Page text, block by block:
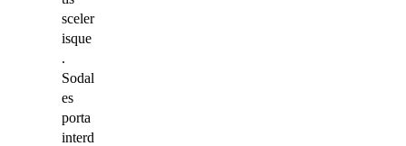
sceler
isque
.
Sodal
es
porta
interd